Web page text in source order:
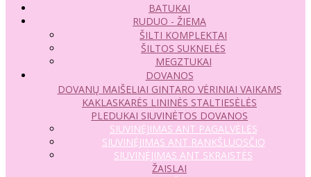
BATUKAI
RUDUO - ŽIEMA
ŠILTI KOMPLEKTAI
ŠILTOS SUKNELĖS
MEGZTUKAI
DOVANOS
DOVANŲ MAIŠELIAI GINTARO VĖRINIAI VAIKAMS
KAKLASKARĖS LININĖS STALTIESĖLĖS
PLEDUKAI SIUVINĖTOS DOVANOS
SIUVINĖJIMAS ANT PAGALVĖLĖS
SIUVINĖJIMAS ANT RANKŠLUOSČIO
SIUVINĖJIMAS ANT SKRAISTĖS
ŽAISLAI